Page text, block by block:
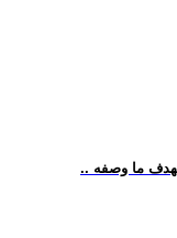
ما وصفه